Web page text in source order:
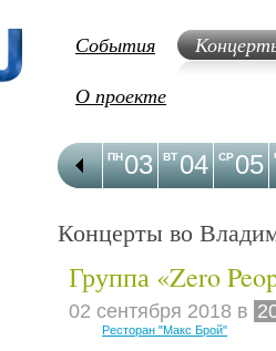
События
О проекте
03
ПН 04
ВТ 05
СР
Концерты во
Группа «Zero
02 сентября 2018 в
Ресторан "Макс Брой"